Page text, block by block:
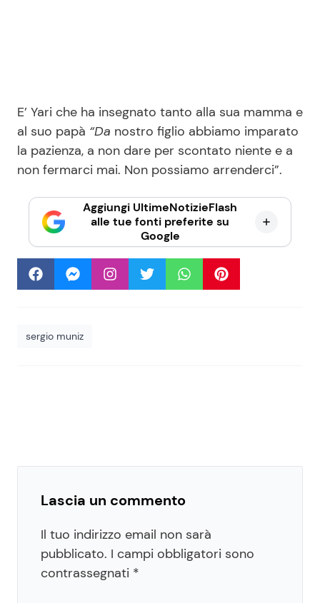
E’ Yari che ha insegnato tanto alla sua mamma e
al suo papà “Da nostro figlio abbiamo imparato
la pazienza, a non dare per scontato niente e a
non fermarci mai. Non possiamo arrenderci”.
Aggiungi UltimeNotizieFlash
alle tue fonti preferite su
Google
sergio muniz
Lascia un commento
Il tuo indirizzo email non sarà
pubblicato. I campi obbligatori sono
contrassegnati *